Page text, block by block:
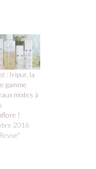
: Iripur, la
gamme
mixtes à
!
2016